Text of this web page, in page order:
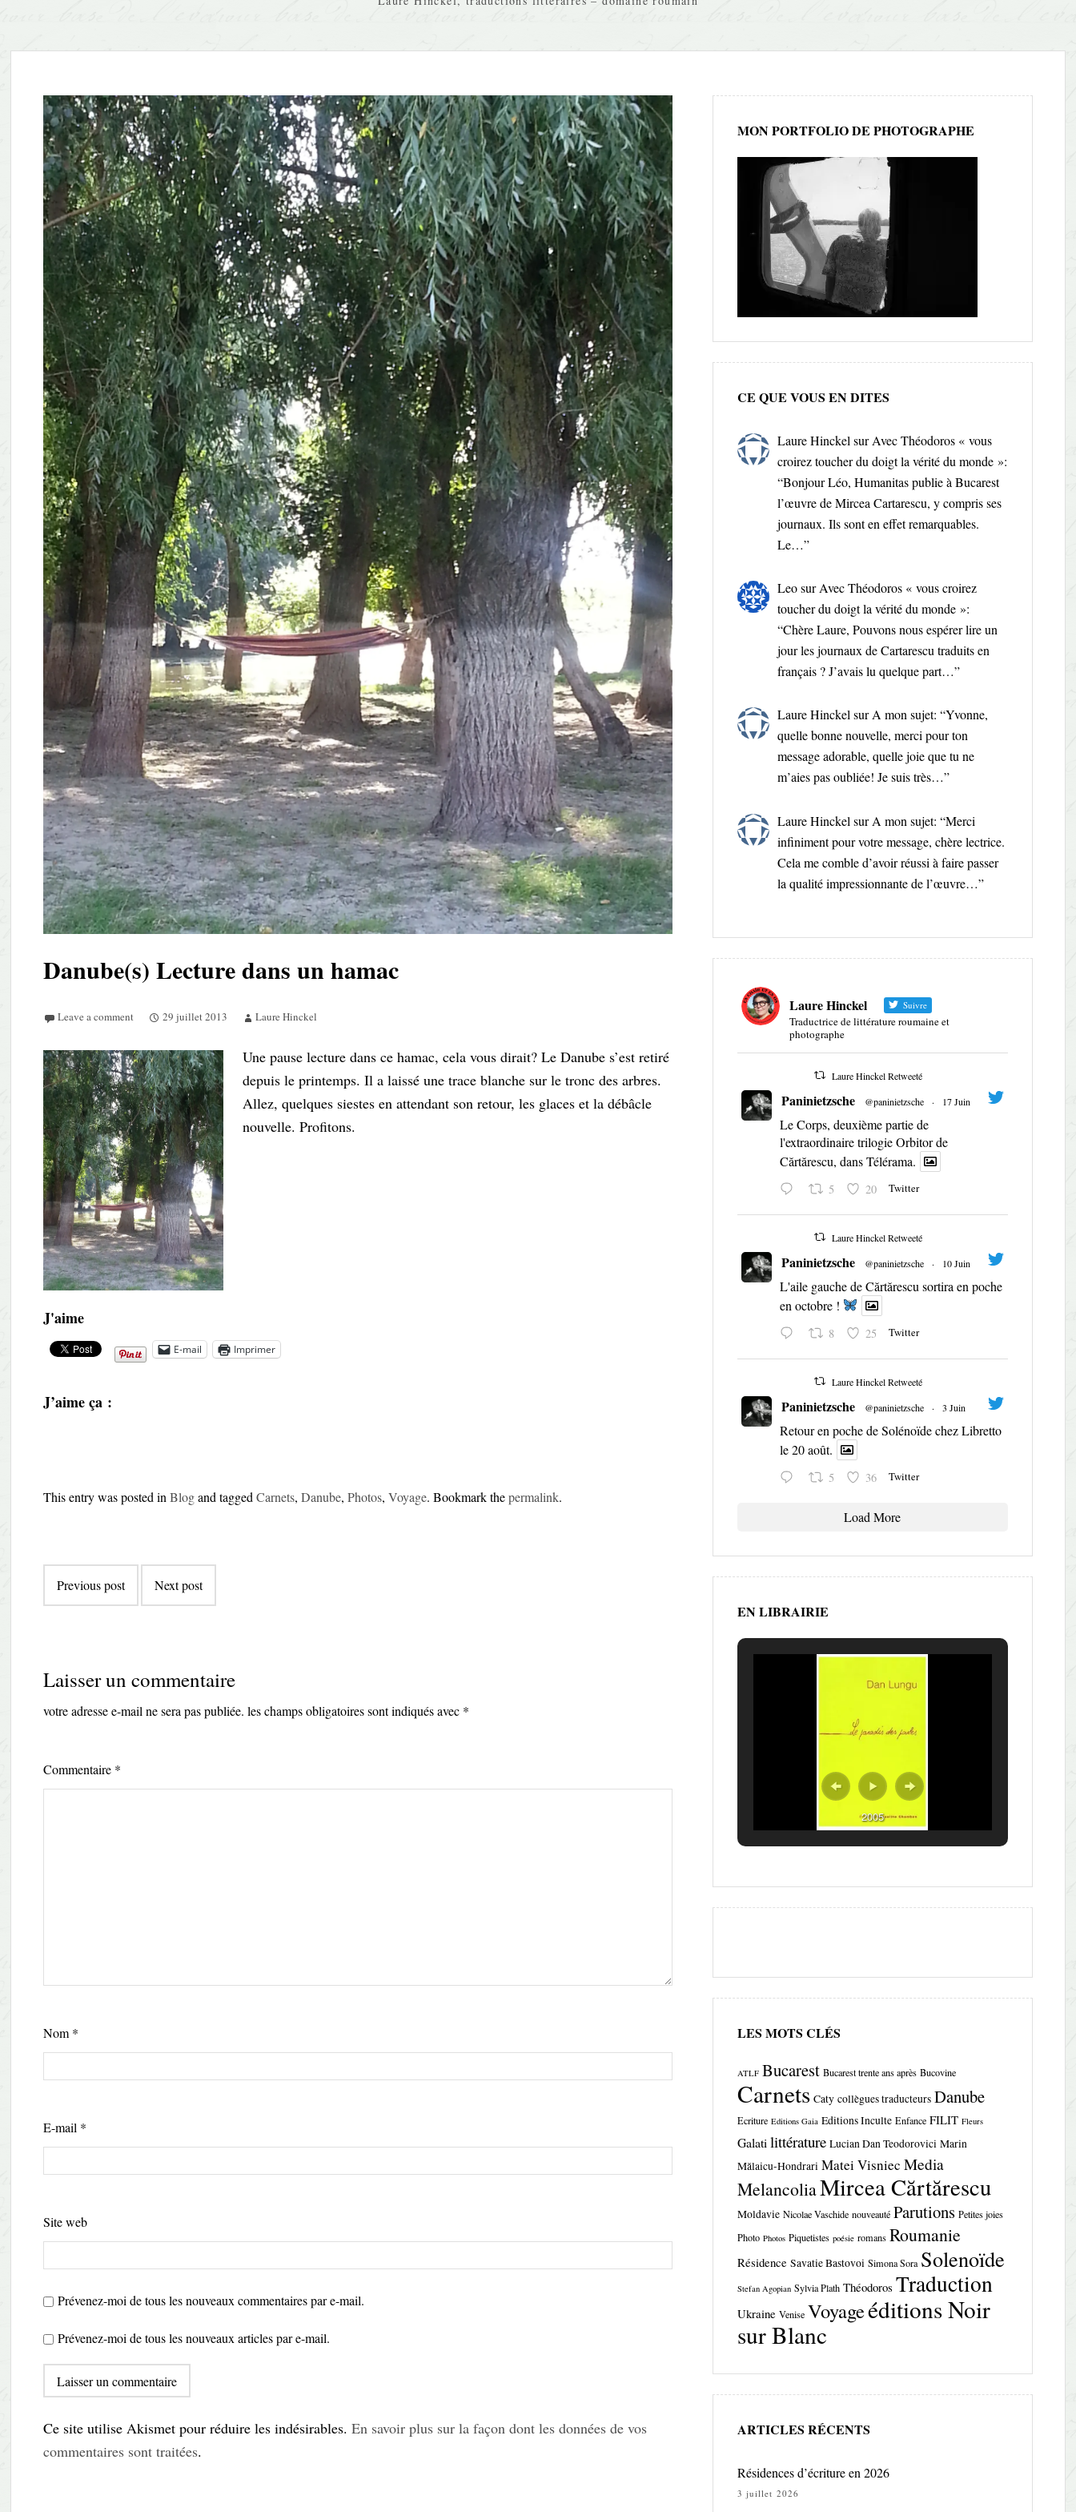
Danube(s) Lecture dans un hamac
Leave a comment 29 juillet 2013 Laure Hinckel
Une pause lecture dans ce hamac, cela vous dirait? Le Danube s’est retiré
depuis le printemps. Il a laissé une trace blanche sur le tronc des arbres.
Allez, quelques siestes en attendant son retour, les glaces et la débâcle
nouvelle. Profitons.
J'aime
E-mail Imprimer
J’aime ça :
This entry was posted inBlogand taggedCarnets,Danube,Photos,Voyage. Bookmark thepermalink.
Post
navigation
Previous post Next post
Laisser un commentaire
votre adresse e-mail ne sera pas publiée. les champs obligatoires sont indiqués avec *
Commentaire *
Nom *
E-mail *
Site web
Prévenez-moi de tous les nouveaux commentaires par e-mail.
Prévenez-moi de tous les nouveaux articles par e-mail.
Ce site utilise Akismet pour réduire les indésirables.En savoir plus sur la façon dont les données de vos
commentaires sont traitées.
MON PORTFOLIO DE PHOTOGRAPHE
CE QUE VOUS EN DITES
Laure Hinckel surAvec Théodoros « vous
croirez toucher du doigt la vérité du monde »:
“Bonjour Léo, Humanitas publie à Bucarest
l’œuvre de Mircea Cartarescu, y compris ses
journaux. Ils sont en effet remarquables.
Le…”
LeosurAvec Théodoros « vous croirez
toucher du doigt la vérité du monde »:
“Chère Laure, Pouvons nous espérer lire un
jour les journaux de Cartarescu traduits en
français ? J’avais lu quelque part…”
Laure HinckelsurA mon sujet: “Yvonne,
quelle bonne nouvelle, merci pour ton
message adorable, quelle joie que tu ne
m’aies pas oubliée! Je suis très…”
Laure Hinckel surA mon sujet: “Merci
infiniment pour votre message, chère lectrice.
Cela me comble d’avoir réussi à faire passer
la qualité impressionnante de l’œuvre…”
Laure Hinckel Suivre
Traductrice de littérature roumaine et
photographe
Laure Hinckel Retweeté
Paninietzsche @paninietzsche · 17 Juin
Le Corps, deuxième partie de
l'extraordinaire trilogie Orbitor de
Cărtărescu, dans Télérama.
5 20 Twitter
Laure Hinckel Retweeté
Paninietzsche @paninietzsche · 10 Juin
L'aile gauche de Cărtărescu sortira en poche
en octobre !
8 25 Twitter
Laure Hinckel Retweeté
Paninietzsche @paninietzsche · 3 Juin
Retour en poche de Solénoïde chez Libretto
le 20 août.
5 36 Twitter
Load More
EN LIBRAIRIE
2005
LES MOTS CLÉS
ATLF Bucarest Bucarest trente ans après Bucovine
Carnets Caty collègues traducteurs Danube
Ecriture Editions Gaia Editions Inculte Enfance FILIT Fleurs
Galati littérature Lucian Dan Teodorovici Marin
Mălaicu-Hondrari Matei Visniec Media
MelancoliaMircea Cărtărescu
Moldavie Nicolae Vaschide nouveauté Parutions Petites joies
Photo Photos Piquetistes poésie romans Roumanie
Résidence Savatie Bastovoi Simona Sora Solenoïde
Stefan Agopian Sylvia Plath Théodoros Traduction
Ukraine Venise Voyageéditions Noir
sur Blanc
ARTICLES RÉCENTS
Résidences d’écriture en 2026
3 juillet 2026